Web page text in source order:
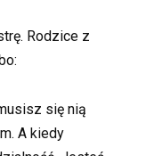
Rodzice z
się nią
A kiedy